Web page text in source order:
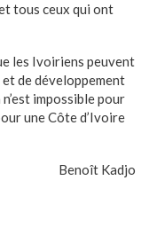
tous ceux qui ont
les Ivoiriens peuvent
et de développement
impossible pour
une Côte d’Ivoire
Benoît Kadjo